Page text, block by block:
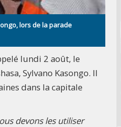
lors de la parade
lundi 2 août, le
Sylvano Kasongo. Il
dans la capitale
devons les utiliser